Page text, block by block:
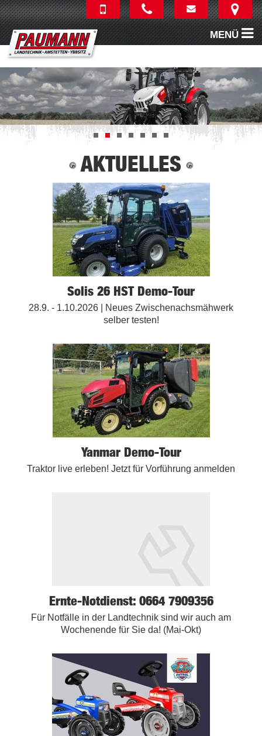
MENÜ
AKTUELLES
Solis 26 HST Demo-Tour
28.9. - 1.10.2026 | Neues Zwischenachsmähwerk
selber testen!
Yanmar Demo-Tour
Traktor live erleben! Jetzt für Vorführung anmelden
Ernte-Notdienst: 0664 7909356
Für Notfälle in der Landtechnik sind wir auch am
Wochenende für Sie da! (Mai-Okt)